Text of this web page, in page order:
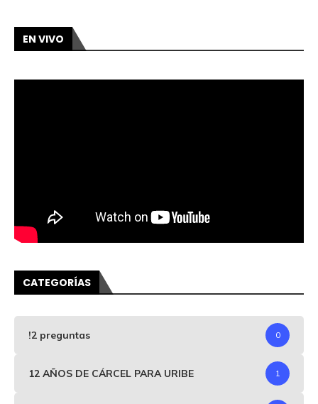
EN VIVO
CATEGORÍAS
!2 preguntas 0
12 AÑOS DE CÁRCEL PARA URIBE 1